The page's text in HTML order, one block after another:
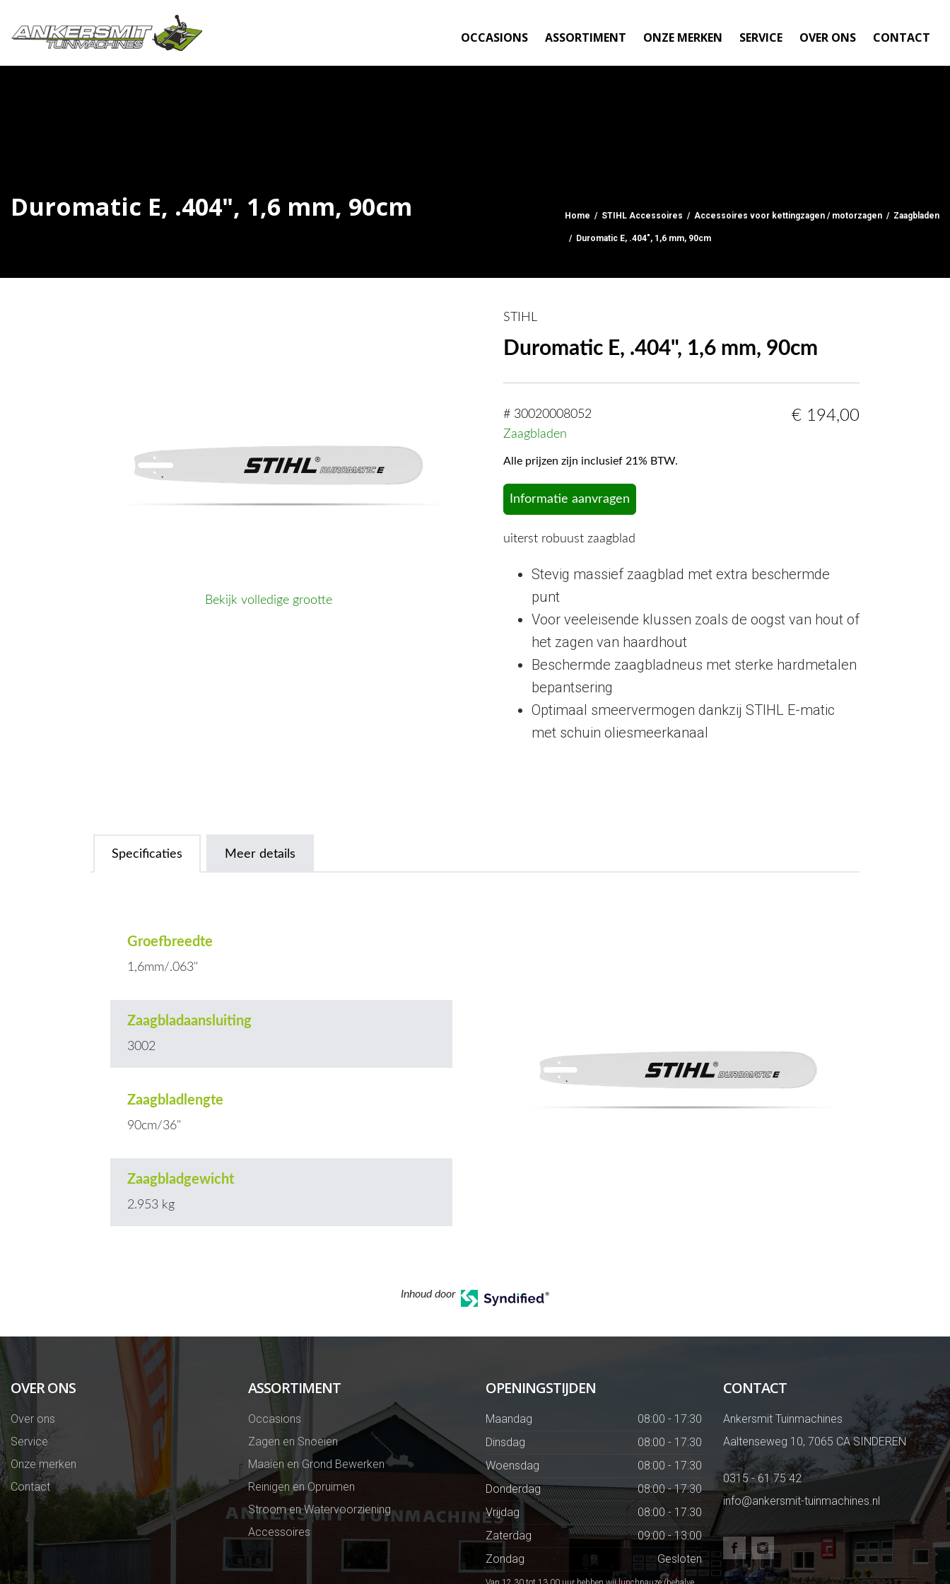
OCCASIONS ASSORTIMENT ONZE MERKEN SERVICE OVER ONS CONTACT
Duromatic E, .404", 1,6 mm, 90cm Home / STIHL Accessoires / Accessoires voor kettingzagen / motorzagen / Zaagbladen
/ Duromatic E, .404", 1,6 mm, 90cm
Bekijk volledige grootte
STIHL
Duromatic E, .404", 1,6 mm, 90cm
# 30020008052
Zaagbladen
€ 194,00
Alle prijzen zijn inclusief 21% BTW.
Informatie aanvragen
uiterst robuust zaagblad
Stevig massief zaagblad met extra beschermde
punt
Voor veeleisende klussen zoals de oogst van hout of
het zagen van haardhout
Beschermde zaagbladneus met sterke hardmetalen
bepantsering
Optimaal smeervermogen dankzij STIHL E-matic
met schuin oliesmeerkanaal
Specificaties Meer details
Groefbreedte
1,6mm/.063"
Zaagbladaansluiting
3002
Zaagbladlengte
90cm/36"
Zaagbladgewicht
2.953 kg
Inhoud door
OVER ONS
Over ons
Service
Onze merken
Contact
ASSORTIMENT
Occasions
Zagen en Snoeien
Maaien en Grond Bewerken
Reinigen en Opruimen
Stroom en Watervoorziening
Accessoires
OPENINGSTIJDEN
Maandag
08:00 - 17:30
Dinsdag
08:00 - 17:30
Woensdag
08:00 - 17:30
Donderdag
08:00 - 17:30
Vrijdag
08:00 - 17:30
Zaterdag
09:00 - 13:00
Zondag
Gesloten
CONTACT
Ankersmit Tuinmachines
Aaltenseweg 10, 7065 CA SINDEREN
0315 - 61 75 42
info@ankersmit-tuinmachines.nl